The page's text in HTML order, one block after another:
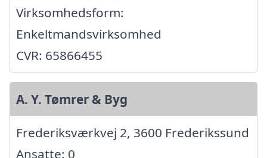
Virksomhedsform:
Enkeltmandsvirksomhed
CVR: 65866455
A. Y. Tømrer & Byg
Frederiksværkvej 2, 3600 Frederikssund
Ansatte: 0